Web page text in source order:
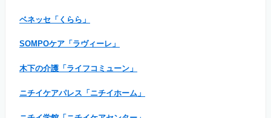
ベネッセ「くらら」
SOMPOケア「ラヴィーレ」
木下の介護「ライフコミューン」
ニチイケアパレス「ニチイホーム」